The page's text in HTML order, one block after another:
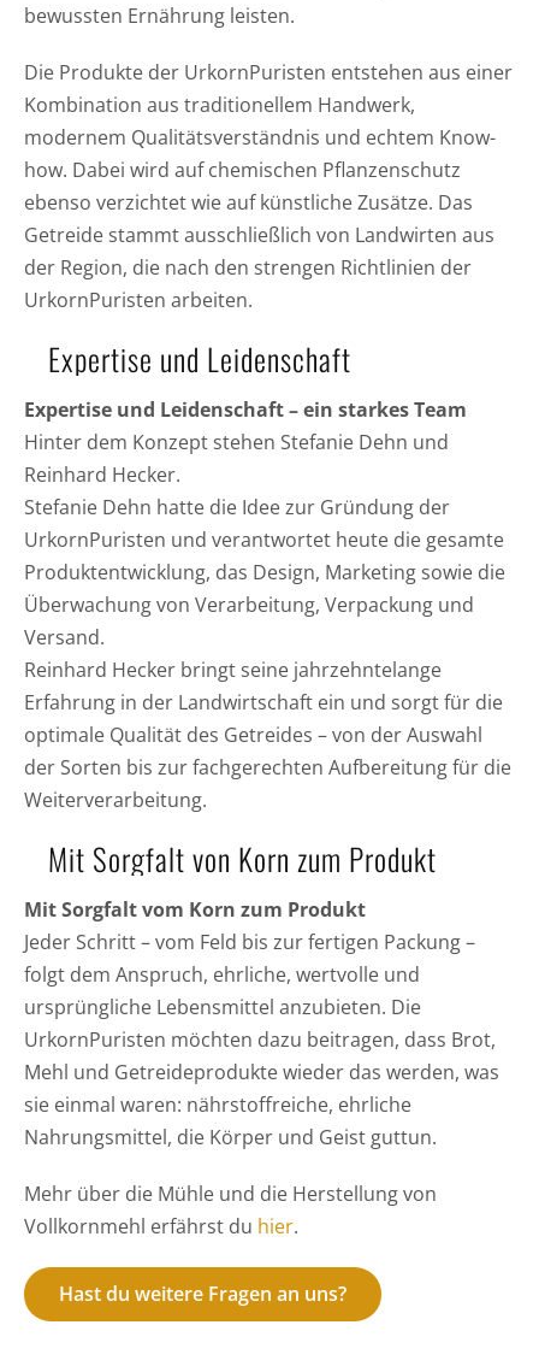
bewussten Ernährung leisten.
Die Produkte der UrkornPuristen entstehen aus einer
Kombination aus traditionellem Handwerk,
modernem Qualitätsverständnis und echtem Know-
how. Dabei wird auf chemischen Pflanzenschutz
ebenso verzichtet wie auf künstliche Zusätze. Das
Getreide stammt ausschließlich von Landwirten aus
der Region, die nach den strengen Richtlinien der
UrkornPuristen arbeiten.
Expertise und Leidenschaft
Expertise und Leidenschaft – ein starkes Team
Hinter dem Konzept stehen Stefanie Dehn und
Reinhard Hecker.
Stefanie Dehn hatte die Idee zur Gründung der
UrkornPuristen und verantwortet heute die gesamte
Produktentwicklung, das Design, Marketing sowie die
Überwachung von Verarbeitung, Verpackung und
Versand.
Reinhard Hecker bringt seine jahrzehntelange
Erfahrung in der Landwirtschaft ein und sorgt für die
optimale Qualität des Getreides – von der Auswahl
der Sorten bis zur fachgerechten Aufbereitung für die
Weiterverarbeitung.
Mit Sorgfalt von Korn zum Produkt
Mit Sorgfalt vom Korn zum Produkt
Jeder Schritt – vom Feld bis zur fertigen Packung –
folgt dem Anspruch, ehrliche, wertvolle und
ursprüngliche Lebensmittel anzubieten. Die
UrkornPuristen möchten dazu beitragen, dass Brot,
Mehl und Getreideprodukte wieder das werden, was
sie einmal waren: nährstoffreiche, ehrliche
Nahrungsmittel, die Körper und Geist guttun.
Mehr über die Mühle und die Herstellung von
Vollkornmehl erfährst du hier.
Hast du weitere Fragen an uns?